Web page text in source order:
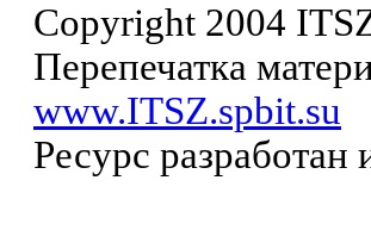
Copyright 2004
Перепечатка
www.ITSZ.spbit.su
Ресурс